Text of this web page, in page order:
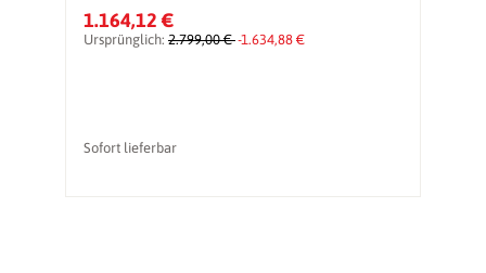
1.164,12 €
Ursprünglich: 2.799,00 €-1.634,88 €
Sofort lieferbar